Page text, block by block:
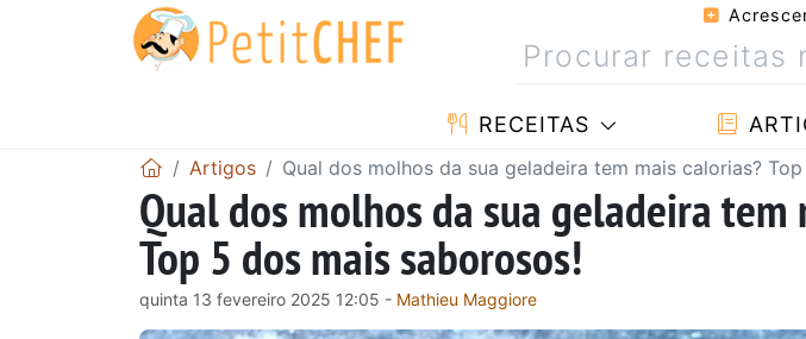
RECEITAS
Artigos Qual dos molhos da sua geladeira tem mais calorias?
Qual dos molhos da sua geladeira tem
Top 5 dos mais saborosos!
quinta 13 fevereiro 2025 12:05 - Mathieu Maggiore